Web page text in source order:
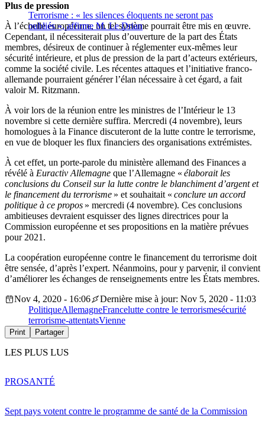
Terrorisme : « les silences éloquents ne seront pas
oubliés », affirme M. Le Drian
Plus de pression
À l’échelle européenne, un tel système pourrait être mis en œuvre.
Cependant, il nécessiterait plus d’ouverture de la part des États
membres, désireux de continuer à réglementer eux-mêmes leur
sécurité intérieure, et plus de pression de la part d’acteurs extérieurs,
comme la société civile. Les récentes attaques et l’initiative franco-
allemande pourraient générer l’élan nécessaire à cet égard, a fait
valoir M. Ritzmann.
À voir lors de la réunion entre les ministres de l’Intérieur le 13
novembre si cette dernière suffira. Mercredi (4 novembre), leurs
homologues à la Finance discuteront de la lutte contre le terrorisme,
en vue de bloquer les flux financiers des organisations extrémistes.
À cet effet, un porte-parole du ministère allemand des Finances a
révélé à Euractiv Allemagne que l’Allemagne « élaborait les
conclusions du Conseil sur la lutte contre le blanchiment d’argent et
le financement du terrorisme » et souhaitait « conclure un accord
politique à ce propos » mercredi (4 novembre). Ces conclusions
ambitieuses devraient esquisser des lignes directrices pour la
Commission européenne et ses propositions en la matière prévues
pour 2021.
La coopération européenne contre le financement du terrorisme doit
être sensée, d’après l’expert. Néanmoins, pour y parvenir, il convient
d’améliorer les échanges de renseignements entre les États membres.
Nov 4, 2020 - 16:06
Dernière mise à jour: Nov 5, 2020 - 11:03
PolitiqueAllemagneFrancelutte contre le terrorismesécurité
terrorisme-attentatsVienne
Print Partager
LES PLUS LUS
Sept pays votent contre le programme de santé de la Commission
PROSANTÉ